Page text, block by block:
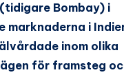
Bombay) i
marknaderna i
inom olika
för framsteg